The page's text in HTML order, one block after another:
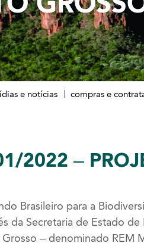
e notícias compras e
2022 –
Brasileiro para a
da Secretaria de Estado
– denominado REM